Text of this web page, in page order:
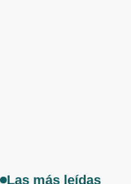
Las más leídas